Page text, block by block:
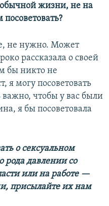
жизни, не на
не нужно. Может
рассказала о своей
бы никто не
я могу посоветовать
чтобы у вас были
я бы посоветовала
о сексуальном
рода давлении со
или на работе —
присылайте их нам